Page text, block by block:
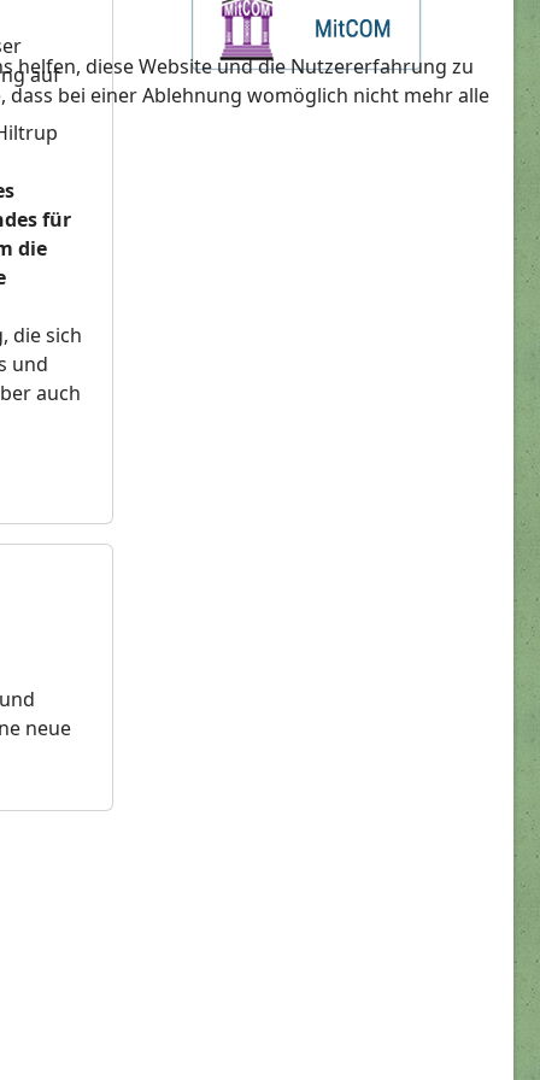
auf
für
die
die sich
und
auch
neue
helfen, diese Website und die Nutzererfahrung zu
dass bei einer Ablehnung womöglich nicht mehr alle